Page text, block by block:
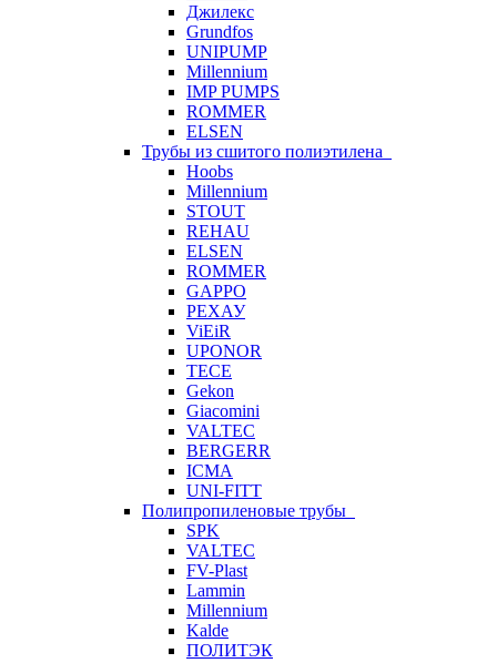
Джилекс
Grundfos
UNIPUMP
Millennium
IMP PUMPS
ROMMER
ELSEN
Трубы из сшитого полиэтилена
Hoobs
Millennium
STOUT
REHAU
ELSEN
ROMMER
GAPPO
РЕХАУ
ViEiR
UPONOR
TECE
Gekon
Giacomini
VALTEC
BERGERR
ICMA
UNI-FITT
Полипропиленовые трубы
SPK
VALTEC
FV-Plast
Lammin
Millennium
Kalde
ПОЛИТЭК